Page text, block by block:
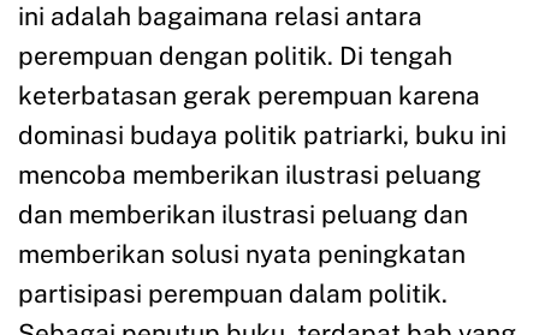
ini adalah bagaimana relasi antara
perempuan dengan politik. Di tengah
keterbatasan gerak perempuan karena
dominasi budaya politik patriarki, buku ini
mencoba memberikan ilustrasi peluang
dan memberikan ilustrasi peluang dan
memberikan solusi nyata peningkatan
partisipasi perempuan dalam politik.